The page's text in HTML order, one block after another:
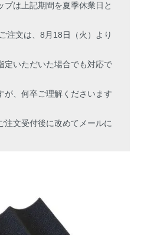
プは上記期間を夏季休業日と
注文は、8月18日（火）より
定いただいた場合でも対応で
が、何卒ご理解くださいます
文受付後に改めてメールに